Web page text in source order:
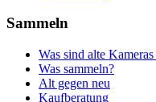
Sammeln
Was sind alte
Was sammeln?
Alt gegen neu
Kaufberatung